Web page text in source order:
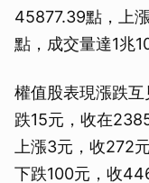
45877.39點，上
點，成交量達1兆
權值股表現漲跌
跌15元，收在
上漲3元，收272
下跌100元，收